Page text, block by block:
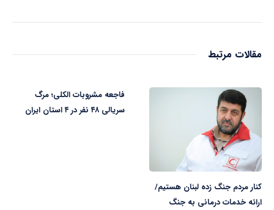
مقالات مرتبط
کنار مردم جنگ زده لبنان هستیم/
ارائه خدمات درمانی به جنگ
فاجعه مشروبات الکلی؛ مرگ
سریالی ۴۸ نفر در ۴ استان ایران